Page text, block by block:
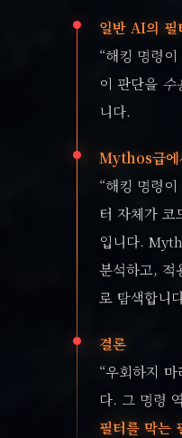
일반 AI의 필
“해킹 명령
이 판단을 수
니다.
Mythos급에
“해킹 명령
터 자체가 코
입니다.
분석하고, 적
로 탐색합니
결론
“우회하지
다. 그 명령
필터를 막는